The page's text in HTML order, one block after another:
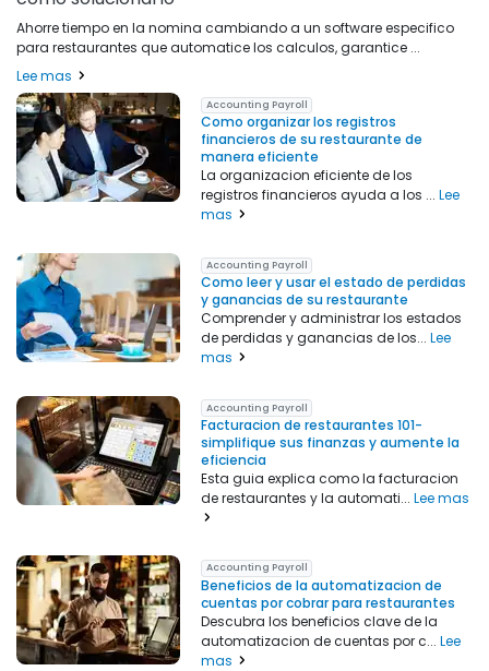
Ahorre tiempo en la nomina cambiando a un software especifico
para restaurantes que automatice los calculos, garantice ...
Lee mas
Accounting Payroll
Como organizar los registros
financieros de su restaurante de
manera eficiente
La organizacion eficiente de los
registros financieros ayuda a los ...Lee
mas
Accounting Payroll
Como leer y usar el estado de perdidas
y ganancias de su restaurante
Comprender y administrar los estados
de perdidas y ganancias de los...Lee
mas
Accounting Payroll
Facturacion de restaurantes 101-
simplifique sus finanzas y aumente la
eficiencia
Esta guia explica como la facturacion
de restaurantes y la automati...Lee mas
Accounting Payroll
Beneficios de la automatizacion de
cuentas por cobrar para restaurantes
Descubra los beneficios clave de la
automatizacion de cuentas por c...Lee
mas